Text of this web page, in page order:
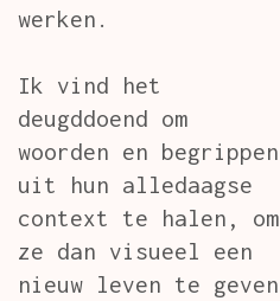
werken.
Ik vind het
deugddoend om
woorden en begrippen
uit hun alledaagse
context te halen, om
ze dan visueel een
nieuw leven te geven